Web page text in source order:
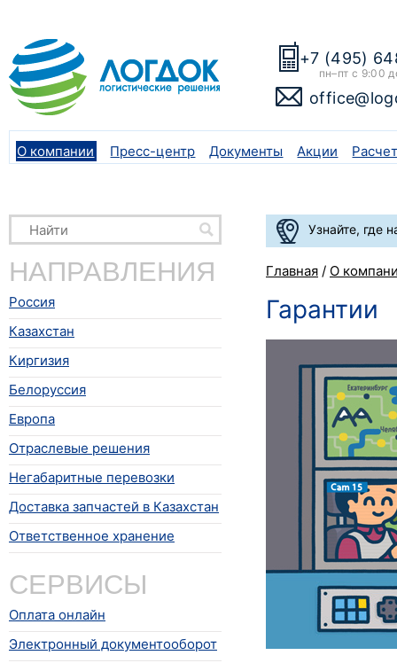
+7 (495)
пн–пт с 9:00
О компании Пресс-центр Документы Акции
НАПРАВЛЕНИЯ
Россия
Казахстан
Киргизия
Белоруссия
Европа
Отраслевые решения
Негабаритные перевозки
Доставка запчастей в Казахстан
Ответственное хранение
СЕРВИСЫ
Оплата онлайн
Электронный документооборот
Узнайте, где
Главная / О
Гарантии